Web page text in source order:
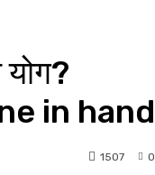
in hand
0
1507